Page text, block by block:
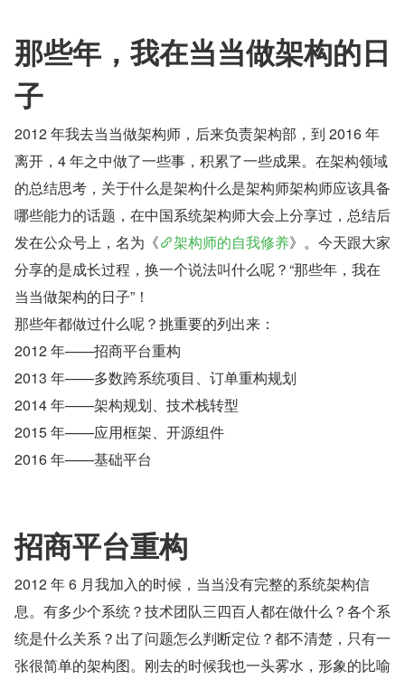
那些年，我在当当做架构的日
子
2012 年我去当当做架构师，后来负责架构部，到 2016 年
离开，4 年之中做了一些事，积累了一些成果。在架构领域
的总结思考，关于什么是架构什么是架构师架构师应该具备
哪些能力的话题，在中国系统架构师大会上分享过，总结后
发在公众号上，名为《
架构师的自我修养》。今天跟大家
分享的是成长过程，换一个说法叫什么呢？“那些年，我在
当当做架构的日子”！
那些年都做过什么呢？挑重要的列出来：
2012 年——招商平台重构
2013 年——多数跨系统项目、订单重构规划
2014 年——架构规划、技术栈转型
2015 年——应用框架、开源组件
2016 年——基础平台
招商平台重构
2012 年 6 月我加入的时候，当当没有完整的系统架构信
息。有多少个系统？技术团队三四百人都在做什么？各个系
统是什么关系？出了问题怎么判断定位？都不清楚，只有一
张很简单的架构图。刚去的时候我也一头雾水，形象的比喻